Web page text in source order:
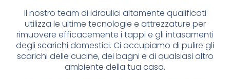
Il nostro team di idraulici altamente qualificati
utilizza le ultime tecnologie e attrezzature per
rimuovere efficacemente i tappi e gli intasamenti
degli scarichi domestici. Ci occupiamo di pulire gli
scarichi delle cucine, dei bagni e di qualsiasi altro
ambiente della tua casa.